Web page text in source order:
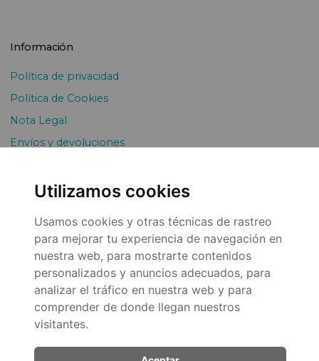
Utilizamos cookies
Usamos cookies y otras técnicas de rastreo
para mejorar tu experiencia de navegación en
nuestra web, para mostrarte contenidos
personalizados y anuncios adecuados, para
analizar el tráfico en nuestra web y para
comprender de donde llegan nuestros
visitantes.
Información
Política de privacidad
Política de Cookies
Nota Legal
Envíos y devoluciones
© 2026